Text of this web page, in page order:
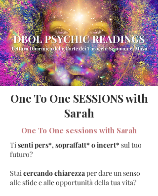
One To One SESSIONS with
Sarah
One To One sessions with Sarah
Tisenti pers*, sopraffatt* o incert* sul tuo
futuro?
Staicercando chiarezzaper dare un senso
alle sfide e alle opportunità della tua vita?